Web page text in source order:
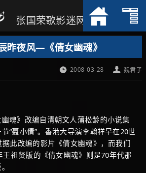
张国荣歌影迷网
昨夜风—《倩女幽魂》
魏君子
2008-03-28
》改编自清朝文人蒲松龄的小说集
“聂小倩”。香港大导演李翰祥早在20世
此改编的影片《倩女幽魂》，而我们
王祖贤版的《倩女幽魂》则是70年代那